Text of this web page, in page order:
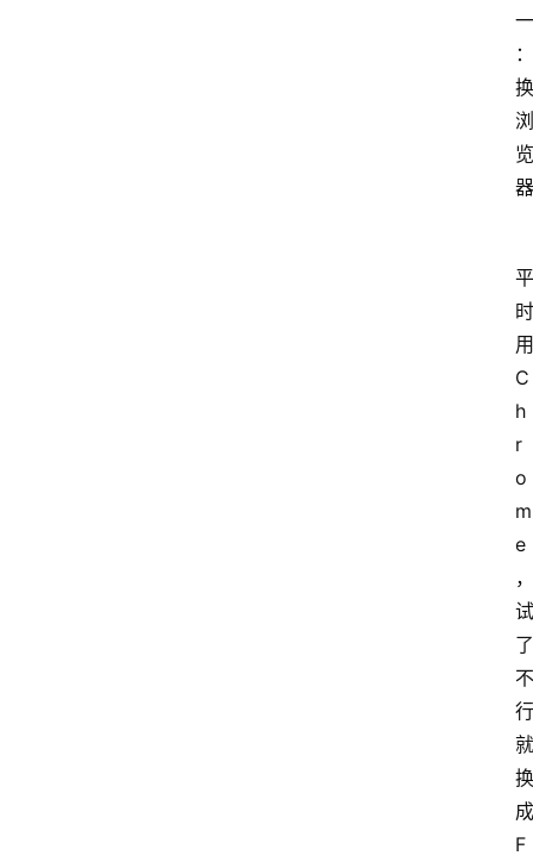
一
：
换
浏
览
器
平
时
用
C
h
r
o
m
e
，
试
了
不
行
就
换
成
F